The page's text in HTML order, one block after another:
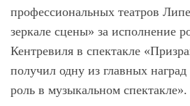
профессиональных театров
зеркале сцены» за исполнение
Кентревиля в спектакле
получил одну из главных
роль в музыкальном спектакле».